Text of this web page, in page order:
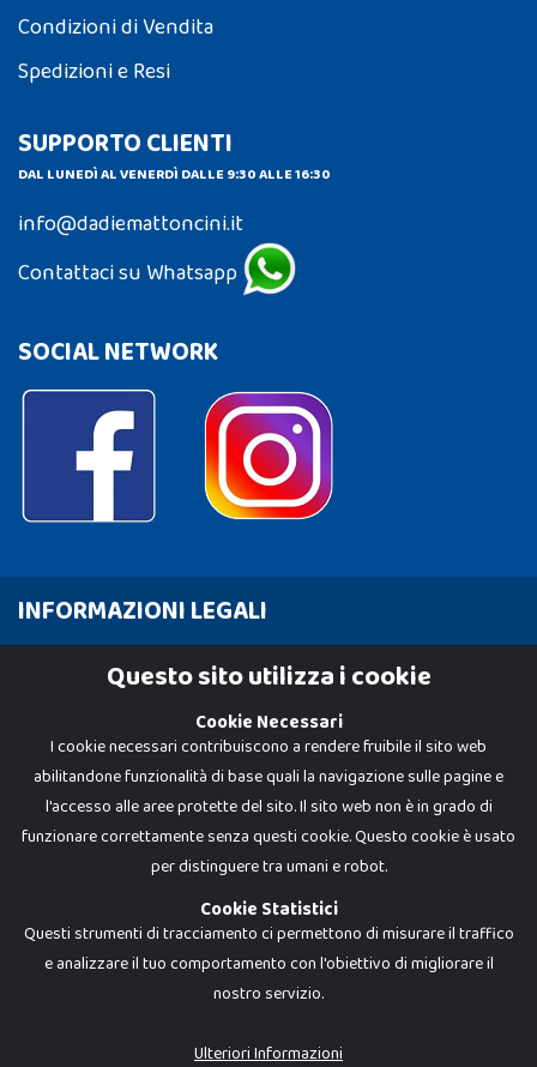
Condizioni di Vendita
Spedizioni e Resi
SUPPORTO CLIENTI
DAL LUNEDÌ AL VENERDÌ DALLE 9:30 ALLE 16:30
info@dadiemattoncini.it
Contattaci su Whatsapp
SOCIAL NETWORK
INFORMAZIONI LEGALI
Cookie Policy
Dadi e Mattoncini è un brand di Giocabene Srl. Ogni riproduzione o utilizzo non
I prezzi e le promozioni pubblicate potrebbero differire da quanto esposto in
Questo sito utilizza i cookie
Cookie Necessari
I cookie necessari contribuiscono a rendere fruibile il sito web
abilitandone funzionalità di base quali la navigazione sulle pagine e
l'accesso alle aree protette del sito. Il sito web non è in grado di
funzionare correttamente senza questi cookie. Questo cookie è usato
per distinguere tra umani e robot.
Cookie Statistici
Questi strumenti di tracciamento ci permettono di misurare il traffico
e analizzare il tuo comportamento con l'obiettivo di migliorare il
nostro servizio.
Ulteriori Informazioni